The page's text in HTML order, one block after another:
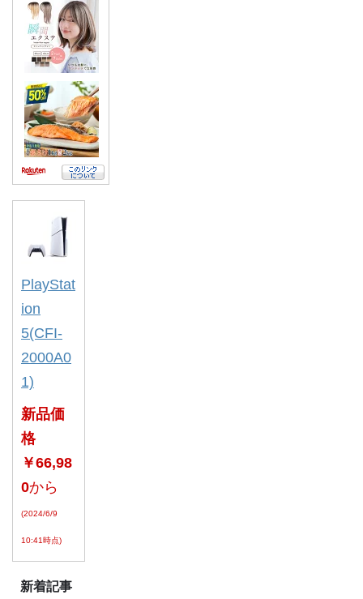
PlayStat
ion
5(CFI-
2000A0
1)
新品価
格
￥66,98
0から
(2024/6/9
10:41時点)
新着記事